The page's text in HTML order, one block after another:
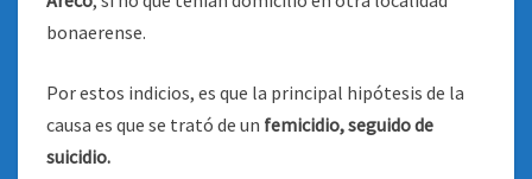
bonaerense.
Por estos indicios, es que la principal hipótesis de la
causa es que se trató de un femicidio, seguido de
suicidio.